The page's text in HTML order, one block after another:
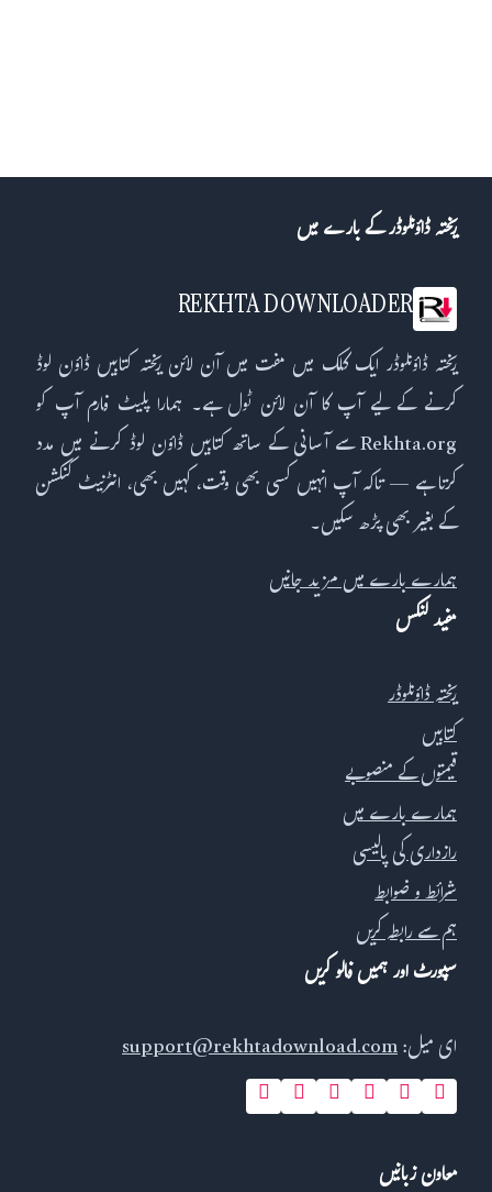
ریختہ ڈاؤنلوڈر کے بارے میں
REKHTA DOWNLOADER
ریختہ ڈاؤنلوڈر ایک کلک میں مفت میں آن لائن ریختہ کتابیں ڈاؤن لوڈ
کرنے کے لیے آپ کا آن لائن ٹول ہے۔ ہمارا پلیٹ فارم آپ کو
Rekhta.org سے آسانی کے ساتھ کتابیں ڈاؤن لوڈ کرنے میں مدد
کرتا ہے — تاکہ آپ انہیں کسی بھی وقت، کہیں بھی، انٹرنیٹ کنکشن
کے بغیر بھی پڑھ سکیں۔
ہمارے بارے میں مزید جانیں
مفید لنکس
ریختہ ڈاؤنلوڈر
کتابیں
قیمتوں کے منصوبے
ہمارے بارے میں
رازداری کی پالیسی
شرائط و ضوابط
ہم سے رابطہ کریں
سپورٹ اور ہمیں فالو کریں
ای میل:support@rekhtadownload.com
معاون زبانیں